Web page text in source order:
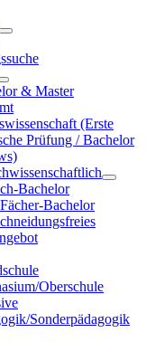
& Master
(Erste
Prüfung / Bachelor
Bachelor
Bachelor
Oberschule
Sonderpädagogik